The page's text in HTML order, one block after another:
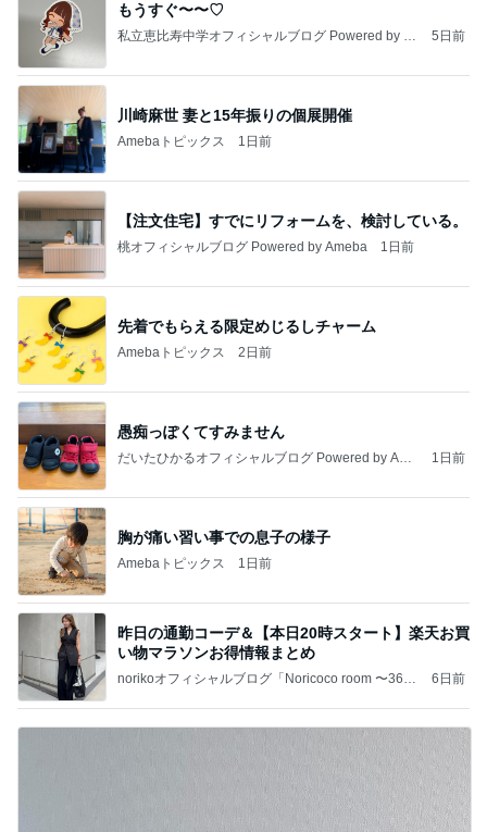
もうすぐ〜〜♡
私立恵比寿中学オフィシャルブログ Powered by A
5日前
川崎麻世 妻と15年振りの個展開催
Amebaトピックス 1日前
【注文住宅】すでにリフォームを、検討している。
桃オフィシャルブログ Powered by Ameba 1日前
先着でもらえる限定めじるしチャーム
Amebaトピックス 2日前
愚痴っぽくてすみません
だいたひかるオフィシャルブログ Powered by Ame
1日前
胸が痛い習い事での息子の様子
Amebaトピックス 1日前
昨日の通勤コーデ＆【本日20時スタート】楽天お買
い物マラソンお得情報まとめ
norikoオフィシャルブログ「Noricoco room 〜365
6日前